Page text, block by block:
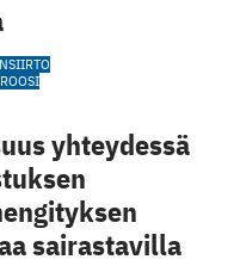
yhteydessä
sairastavilla